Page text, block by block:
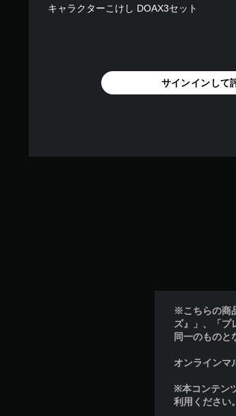
キャラクターこけし DOAX3セット
サインインして
※こちらの商
ズ』」、「プ
同一のものと
オンラインマ
※本コンテン
利用ください。